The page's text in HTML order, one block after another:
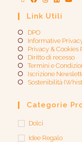
Link Utili
DPO
Informative
Privacy & Cookies
Diritto di recesso
Termini e
Iscrizione
Sostenibilità
Categorie
Dolci
Idee Regalo